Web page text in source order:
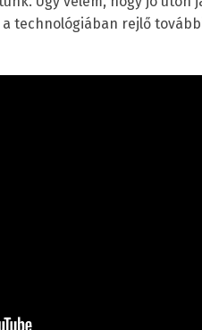
technológiában rejlő